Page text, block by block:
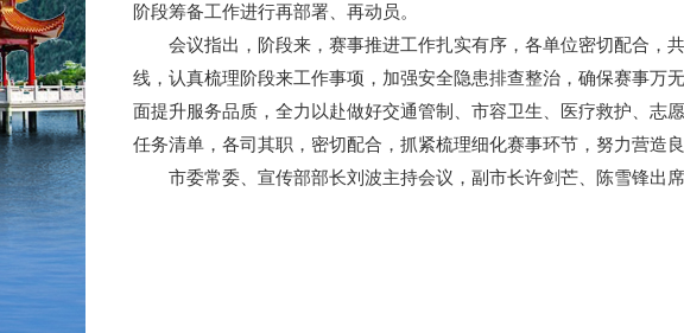
阶段筹备工作进行再部署、再动员。
会议指出，阶段来，赛事推进工作扎实有序，各单位密切配合，共
线，认真梳理阶段来工作事项，加强安全隐患排查整治，确保赛事万
面提升服务品质，全力以赴做好交通管制、市容卫生、医疗救护、志
任务清单，各司其职，密切配合，抓紧梳理细化赛事环节，努力营造
市委常委、宣传部部长刘波主持会议，副市长许剑芒、陈雪锋出席